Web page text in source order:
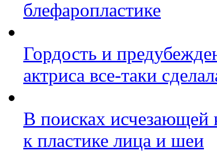
блефаропластике
Гордость и
актриса все-таки
В поисках исчезающей
к пластике лица и шеи